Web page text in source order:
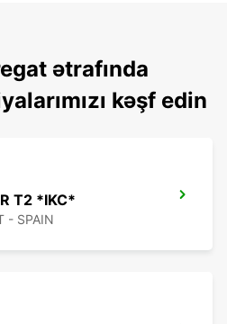
ətrafında
kəşf edin
T2 *IKC*
- SPAIN